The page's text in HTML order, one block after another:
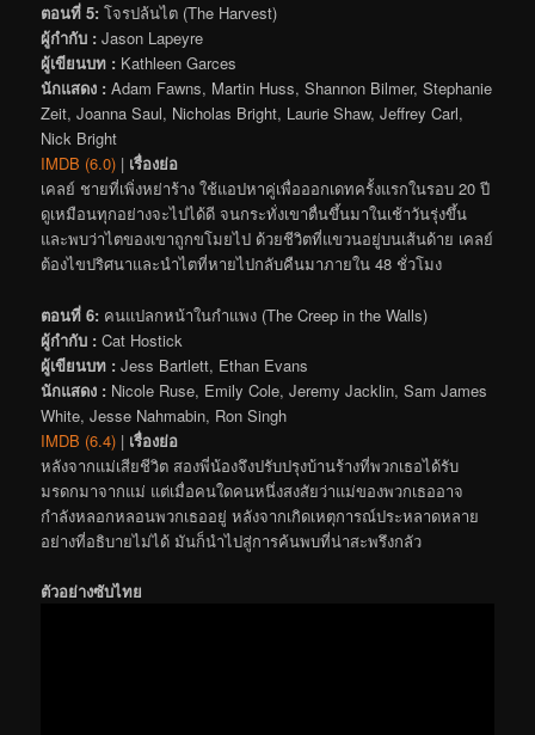
ตอนที่ 5: โจรปล้นไต (The Harvest)
ผู้กำกับ : Jason Lapeyre
ผู้เขียนบท : Kathleen Garces
นักแสดง : Adam Fawns, Martin Huss, Shannon Bilmer, Stephanie
Zeit, Joanna Saul, Nicholas Bright, Laurie Shaw, Jeffrey Carl,
Nick Bright
IMDB (6.0) | เรื่องย่อ
เคลย์ ชายที่เพิ่งหย่าร้าง ใช้แอปหาคู่เพื่อออกเดทครั้งแรกในรอบ 20 ปี
ดูเหมือนทุกอย่างจะไปได้ดี จนกระทั่งเขาตื่นขึ้นมาในเช้าวันรุ่งขึ้น
และพบว่าไตของเขาถูกขโมยไป ด้วยชีวิตที่แขวนอยู่บนเส้นด้าย เคลย์
ต้องไขปริศนาและนำไตที่หายไปกลับคืนมาภายใน 48 ชั่วโมง
ตอนที่ 6: คนแปลกหน้าในกำแพง (The Creep in the Walls)
ผู้กำกับ : Cat Hostick
ผู้เขียนบท : Jess Bartlett, Ethan Evans
นักแสดง : Nicole Ruse, Emily Cole, Jeremy Jacklin, Sam James
White, Jesse Nahmabin, Ron Singh
IMDB (6.4) | เรื่องย่อ
หลังจากแม่เสียชีวิต สองพี่น้องจึงปรับปรุงบ้านร้างที่พวกเธอได้รับ
มรดกมาจากแม่ แต่เมื่อคนใดคนหนึ่งสงสัยว่าแม่ของพวกเธออาจ
กำลังหลอกหลอนพวกเธออยู่ หลังจากเกิดเหตุการณ์ประหลาดหลาย
อย่างที่อธิบายไม่ได้ มันก็นำไปสู่การค้นพบที่น่าสะพรึงกลัว
ตัวอย่างซับไทย